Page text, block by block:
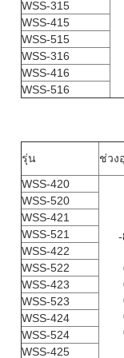
WSS-315
WSS-415
WSS-515
WSS-316
WSS-416
WSS-516
รุ่น
ช่วง
WSS-420
WSS-520
WSS-421
WSS-521
WSS-422
WSS-522
WSS-423
WSS-523
WSS-424
WSS-524
WSS-425